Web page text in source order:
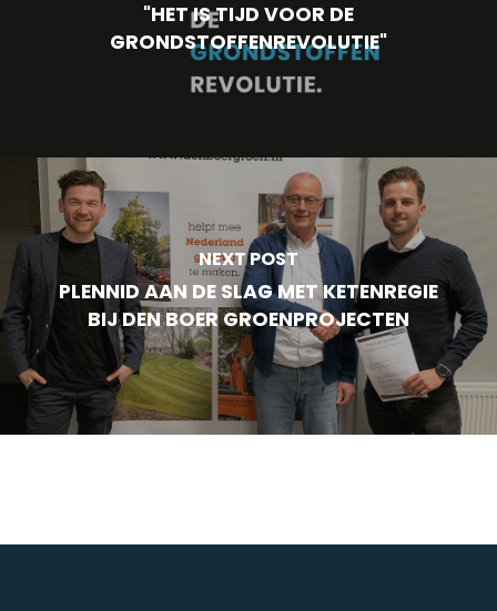
"HET IS TIJD VOOR DE
GRONDSTOFFENREVOLUTIE"
NEXT POST
PLENNID AAN DE SLAG MET KETENREGIE
BIJ DEN BOER GROENPROJECTEN